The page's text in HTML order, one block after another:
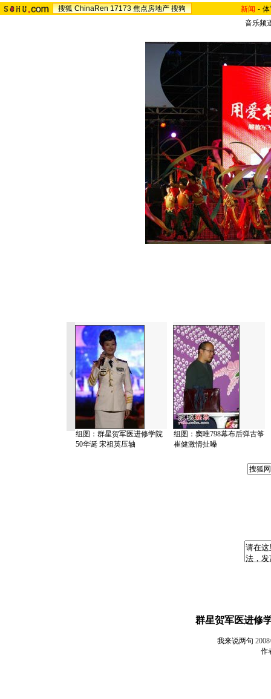
搜狐 ChinaRen 17173 焦点房地产 搜狗 新闻 -
音乐频
组图：群星贺军医进修学院
50华诞 宋祖英压轴
组图：窦唯798幕布后弹古筝
崔健激情扯嗓
群星贺军医进修
我来说两句
作